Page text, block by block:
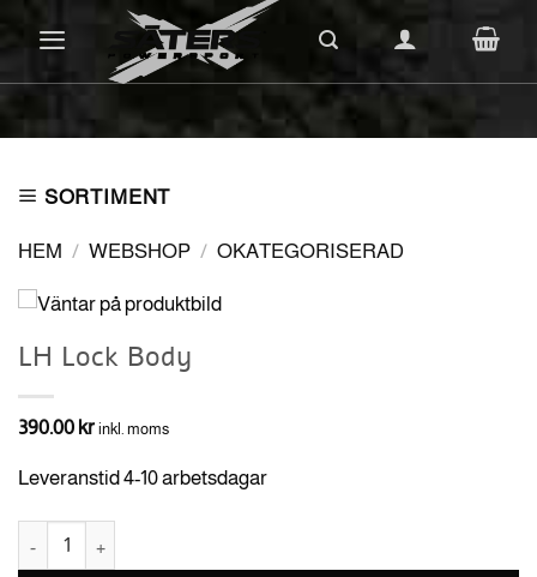
SORTIMENT
HEM / WEBSHOP / OKATEGORISERAD
LH Lock Body
390.00 kr inkl. moms
Leveranstid 4-10 arbetsdagar
LH Lock Body mängd